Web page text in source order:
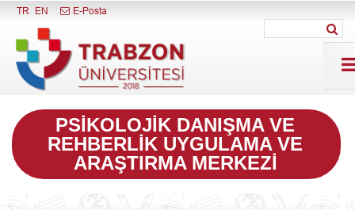
Menüyü Kapat
TR EN E-Posta
PSIKOLOJIK DANIŞMA VE
REHBERLIK UYGULAMA VE
ARAŞTIRMA MERKEZI